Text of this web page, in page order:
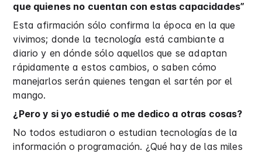
que quienes no cuentan con estas capacidades”
Esta afirmación sólo confirma la época en la que
vivimos; donde la tecnología está cambiante a
diario y en dónde sólo aquellos que se adaptan
rápidamente a estos cambios, o saben cómo
manejarlos serán quienes tengan el sartén por el
mango.
¿Pero y si yo estudié o me dedico a otras cosas?
No todos estudiaron o estudian tecnologías de la
información o programación. ¿Qué hay de las miles